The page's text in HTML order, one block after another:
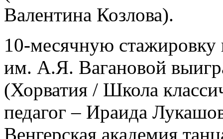
Валентина Козлова).
10-месячную стажировку
им. А.Я. Вагановой
(Хорватия / Школа
педагог – Ираида
Венгерская академия